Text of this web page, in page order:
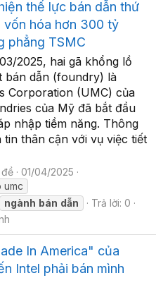
thế lực bán dẫn thứ
vốn hóa hơn 300 tỷ
phẳng TSMC
2025, hai gã khổng lồ
bán dẫn (foundry) là
Corporation (UMC) của
của Mỹ đã bắt đầu
nhập tiềm năng. Thông
thân cận với vụ việc tiết
đề
01/04/2025
umc
ngành bán dẫn
Trả lời: 0
In America" của
Intel phải bán mình